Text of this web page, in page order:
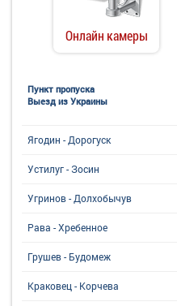
Онлайн камеры
Пункт пропуска
Выезд из Украины
Ягодин - Дорогуск
Устилуг - Зосин
Угринов - Долхобычув
Рава - Хребенное
Грушев - Будомеж
Краковец - Корчева